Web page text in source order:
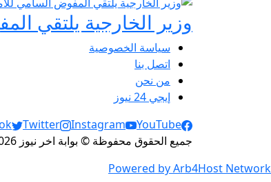
وزير الخارجية يلتقي
سياسة الخصوصية
اتصل بنا
من نحن
إيجي 24 نيوز
Social Links
Twitter Instagram
YouTube
جميع الحقوق محفوظة © بوابة اخر نيوز 2026
Powered by Arb4Host Network